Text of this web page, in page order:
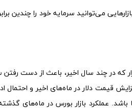
می‌توانید سرمایه خود را چندین
که در چند سال اخیر، باعث از دست رفتن
قیمت دلار در ماه‌های اخیر و احتمال
عملکرد بازار بورس در ماه‌های